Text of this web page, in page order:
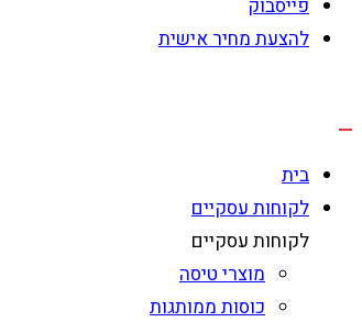
פייסבוק
להצעת מחיר אישית
בית
לקוחות עסקיים
לקוחות עסקיים
מוצרי טיסה
כוסות ממותגות